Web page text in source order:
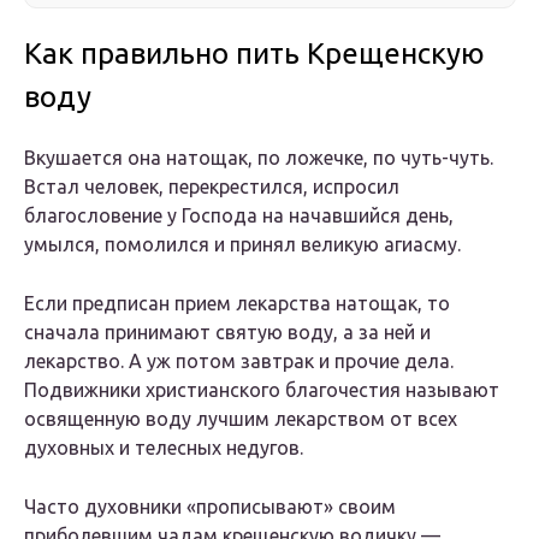
Как правильно пить Крещенскую
воду
Вкушается она натощак, по ложечке, по чуть-чуть.
Встал человек, перекрестился, испросил
благословение у Господа на начавшийся день,
умылся, помолился и принял великую агиасму.
Если предписан прием лекарства натощак, то
сначала принимают святую воду, а за ней и
лекарство. А уж потом завтрак и прочие дела.
Подвижники христианского благочестия называют
освященную воду лучшим лекарством от всех
духовных и телесных недугов.
Часто духовники «прописывают» своим